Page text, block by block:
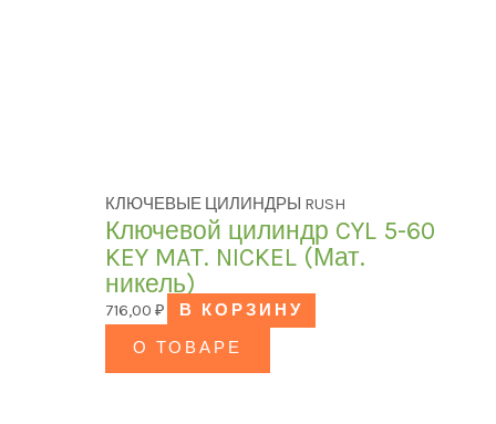
КЛЮЧЕВЫЕ ЦИЛИНДРЫ RUSH
Ключевой цилиндр CYL 5-60
KEY MAT. NICKEL (Мат.
никель)
716,00₽
В КОРЗИНУ
О ТОВАРЕ